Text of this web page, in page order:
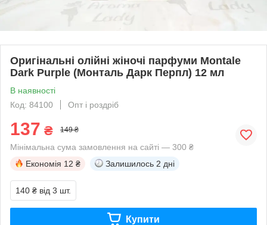
Оригінальні олійні жіночі парфуми Montale
Dark Purple (Монталь Дарк Перпл) 12 мл
В наявності
Код: 84100
Опт і роздріб
137 ₴ 149 ₴
Мінімальна сума замовлення на сайті — 300 ₴
Економія 12 ₴ Залишилось 2 дні
140 ₴ від 3 шт.
Купити